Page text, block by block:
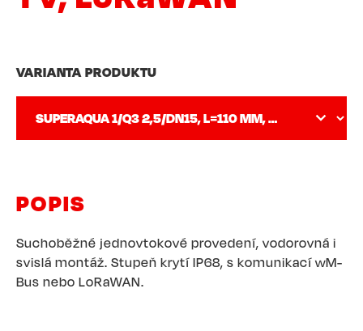
VARIANTA PRODUKTU
POPIS
Suchoběžné jednovtokové provedení, vodorovná i
svislá montáž. Stupeň krytí IP68, s komunikací wM-
Bus nebo LoRaWAN.